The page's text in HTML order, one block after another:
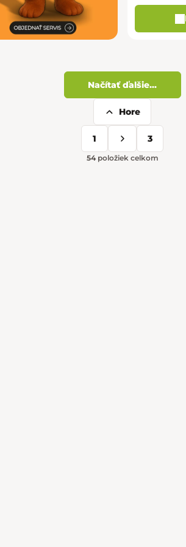
Ovládacie
Načítať ďalšie...
1 3
54položiek celkom
Hore